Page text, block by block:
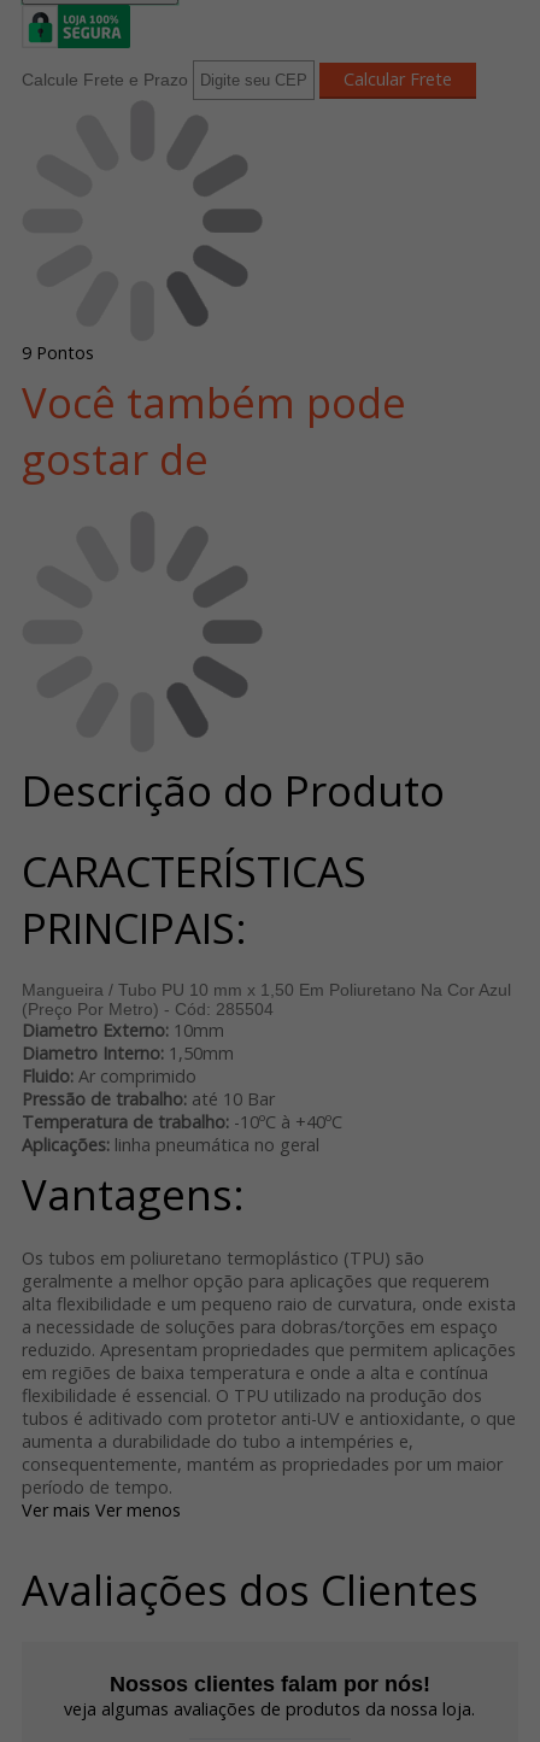
Calcule Frete e Prazo
9 Pontos
Você também pode
gostar de
Descrição do Produto
CARACTERÍSTICAS
PRINCIPAIS:
Mangueira / Tubo PU 10 mm x 1,50 Em Poliuretano Na Cor Azul
(Preço Por Metro) - Cód: 285504
Diametro Externo: 10mm
Diametro Interno: 1,50mm
Fluido:Ar comprimido
Pressão de trabalho:até 10 Bar
Temperatura de trabalho:-10ºC à +40ºC
Aplicações: linha pneumática no geral
Vantagens:
Os tubos em poliuretano termoplástico (TPU) são
geralmente a melhor opção para aplicações que requerem
alta flexibilidade e um pequeno raio de curvatura, onde exista
a necessidade de soluções para dobras/torções em espaço
reduzido. Apresentam propriedades que permitem aplicações
em regiões de baixa temperatura e onde a alta e contínua
flexibilidade é essencial. O TPU utilizado na produção dos
tubos é aditivado com protetor anti-UV e antioxidante, o que
aumenta a durabilidade do tubo a intempéries e,
consequentemente, mantém as propriedades por um maior
período de tempo.
Ver mais Ver menos
Avaliações dos Clientes
Nossos clientes falam por nós!
veja algumas avaliações de produtos da nossa loja.